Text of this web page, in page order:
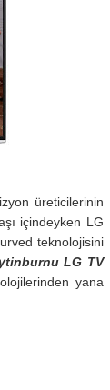
üreticilerinin
içindeyken LG
teknolojisini
LG TV
yana